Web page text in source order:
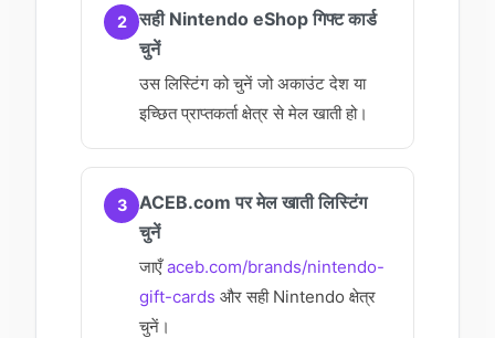
2
सही Nintendo eShop गिफ्ट कार्ड
चुनें
उस लिस्टिंग को चुनें जो अकाउंट देश या
इच्छित प्राप्तकर्ता क्षेत्र से मेल खाती हो।
3
ACEB.com पर मेल खाती लिस्टिंग
चुनें
जाएँaceb.com/brands/nintendo-
gift-cards और सही Nintendo क्षेत्र
चुनें।